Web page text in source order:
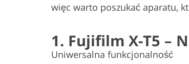
więc warto poszukać aparatu,
1. Fujifilm X-T5 –
Uniwersalna funkcjonalność